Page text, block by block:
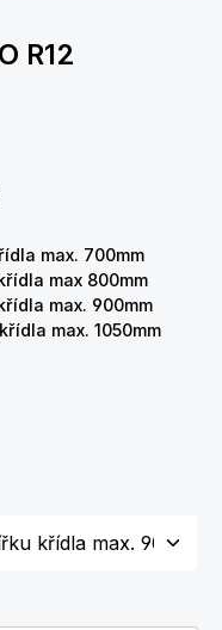
R12
max. 700mm
max 800mm
max. 900mm
max. 1050mm